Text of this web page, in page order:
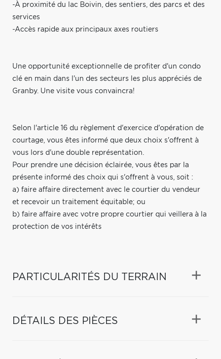
-À proximité du lac Boivin, des sentiers, des parcs et des
services
-Accès rapide aux principaux axes routiers
Une opportunité exceptionnelle de profiter d'un condo
clé en main dans l'un des secteurs les plus appréciés de
Granby. Une visite vous convaincra!
Selon l'article 16 du règlement d'exercice d'opération de
courtage, vous êtes informé que deux choix s'offrent à
vous lors d'une double représentation.
Pour prendre une décision éclairée, vous êtes par la
présente informé des choix qui s'offrent à vous, soit :
a) faire affaire directement avec le courtier du vendeur
et recevoir un traitement équitable; ou
b) faire affaire avec votre propre courtier qui veillera à la
protection de vos intérêts
PARTICULARITÉS DU TERRAIN
DÉTAILS DES PIÈCES